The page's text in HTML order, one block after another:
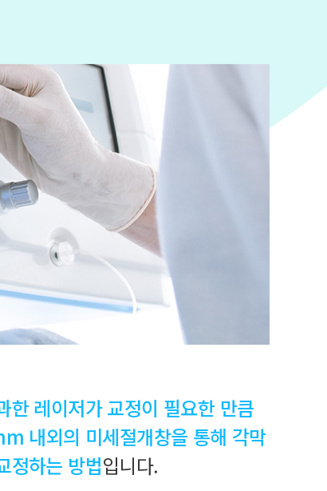
한 레이저가 교정이 필요한 만큼
내외의 미세절개창을 통해 각막
정하는 방법입니다.